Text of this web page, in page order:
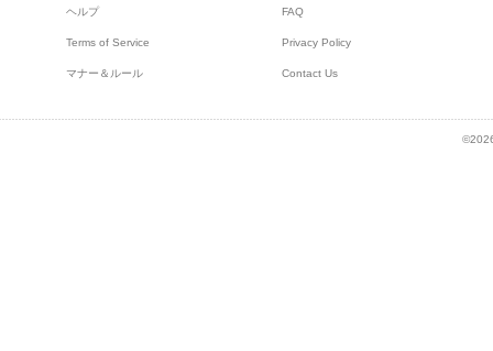
ヘルプ FAQ
Terms of Service Privacy Policy
マナー＆ルール Contact Us